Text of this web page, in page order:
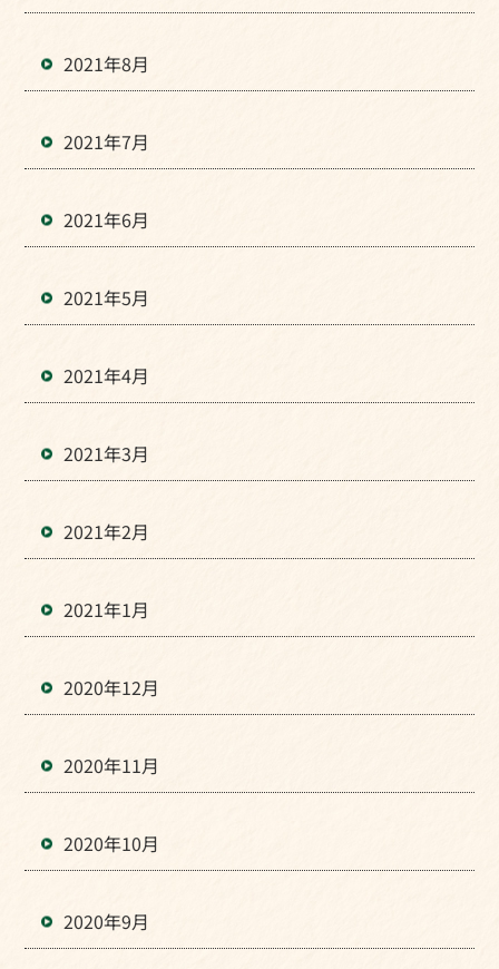
2021年8月
2021年7月
2021年6月
2021年5月
2021年4月
2021年3月
2021年2月
2021年1月
2020年12月
2020年11月
2020年10月
2020年9月